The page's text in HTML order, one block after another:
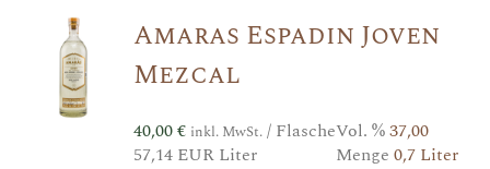
Amaras Espadin Joven
Mezcal
40,00€ inkl. MwSt./ Flasche
57,14 EUR Liter
Vol. %37,00
Menge 0,7 Liter